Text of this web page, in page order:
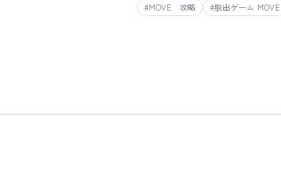
#MOVE 攻略 #脱出ゲーム MOVE